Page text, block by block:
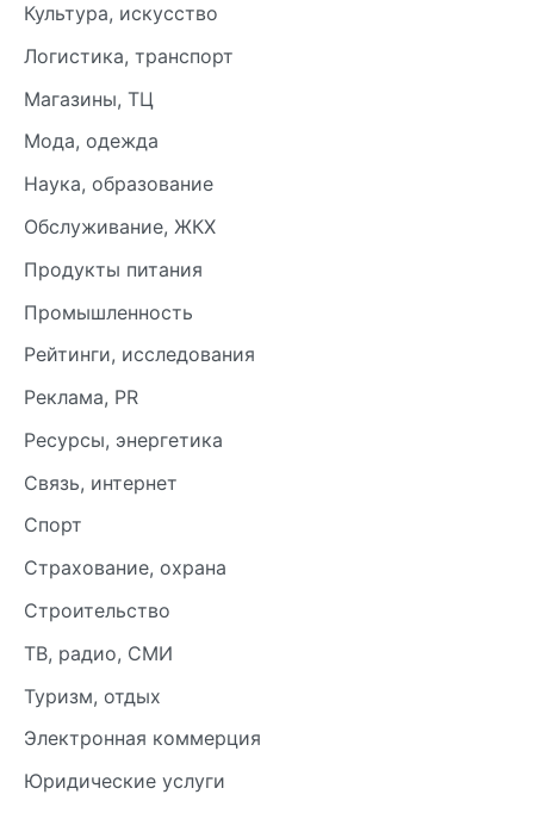
Культура, искусство
Логистика, транспорт
Магазины, ТЦ
Мода, одежда
Наука, образование
Обслуживание, ЖКХ
Продукты питания
Промышленность
Рейтинги, исследования
Реклама, PR
Ресурсы, энергетика
Связь, интернет
Спорт
Страхование, охрана
Строительство
ТВ, радио, СМИ
Туризм, отдых
Электронная коммерция
Юридические услуги